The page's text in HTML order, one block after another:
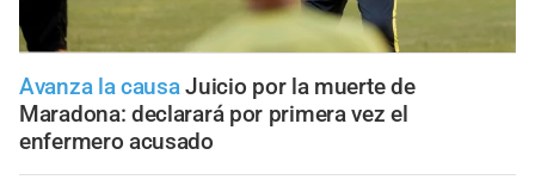
Avanza la causa Juicio por la muerte de
Maradona: declarará por primera vez el
enfermero acusado